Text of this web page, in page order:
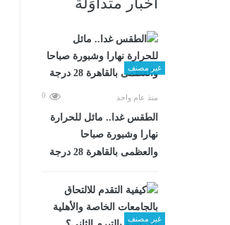
غير مصنف
منذ عام واحد 0
الطقس غدا.. مائل للحرارة
نهارا وشبورة صباحا
والعظمى بالقاهرة 28 درجة
غير مصنف